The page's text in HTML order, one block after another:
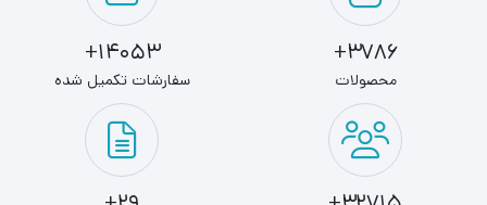
شکستگی و حرارت می باشد تا در کنار ایجاد جذاببت ظاهری
کیس، مشاهده ی اجزای نصب شده را همراه با نورپردازی داخلی
امکان پذیر سازد.
مسترتک، قسمت جلوی Mantra را یک دست و شیک طراحی
کرده و جایگاه پورت ها را در بالای پنل جلویی در نظر گرفته است
3786+
محصولات
14053+
سفارشات تکمیل شده